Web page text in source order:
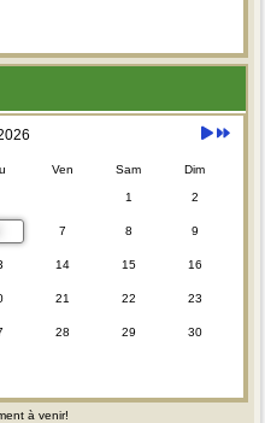
Ven Sam Dim
1 2
7 8 9
14 15 16
21 22 23
28 29 30
à venir!